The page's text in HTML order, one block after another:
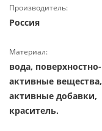
Производитель:
Россия
Материал:
вода, поверхностно-
активные вещества,
активные добавки,
краситель.